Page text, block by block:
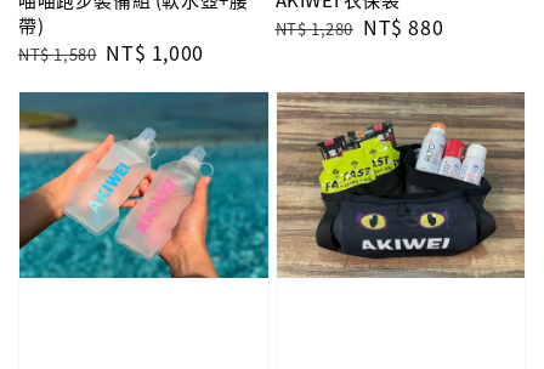
帶)
Regular
NT$ 1,580 Sale
NT$ 1,000
Regular
NT$ 1,280 Sale
NT$ 880